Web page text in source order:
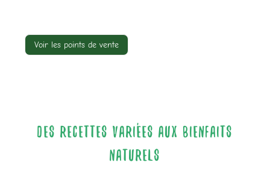
Voir les points de vente
Des recettes variées aux bienfaits
naturels